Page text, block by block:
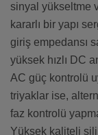
sinyal yükseltme
kararlı bir yapı
giriş empedansı
yüksek hızlı DC
AC güç kontrolü
triyaklar ise,
faz kontrolü
Yüksek kaliteli